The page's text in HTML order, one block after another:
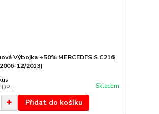
Výbojka +50% MERCEDES S C216
12/2013)
Skladem
Přidat do košíku